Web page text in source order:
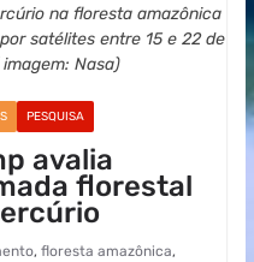
na floresta amazônica
satélites entre 15 e 22 de
Nasa)
PESQUISA
avalia
florestal
, floresta amazônica,